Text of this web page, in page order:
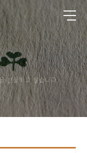
선물하고 싶습니다.